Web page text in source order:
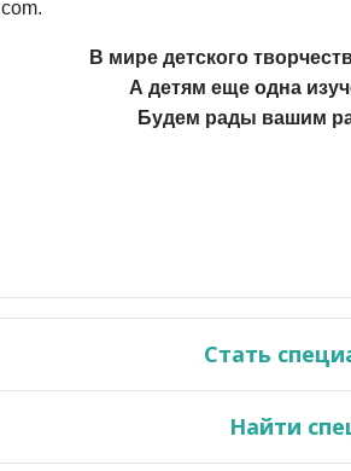
В мире детского
А детям еще одна
Будем рады вашим
Стать
Найти